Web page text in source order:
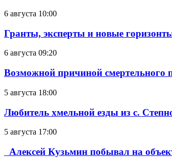
6 августа 10:00
Гранты, эксперты и новые
6 августа 09:20
Возможной причиной смертельного
5 августа 18:00
Любитель хмельной езды из с.
5 августа 17:00
Алексей Кузьмин побывал на